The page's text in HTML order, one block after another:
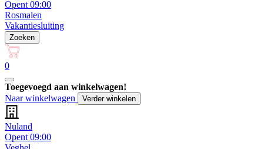
Opent 09:00
Rosmalen
Vakantiesluiting
Zoeken
0
Toegevoegd aan winkelwagen!
Naar winkelwagen
Verder winkelen
Nuland
Opent 09:00